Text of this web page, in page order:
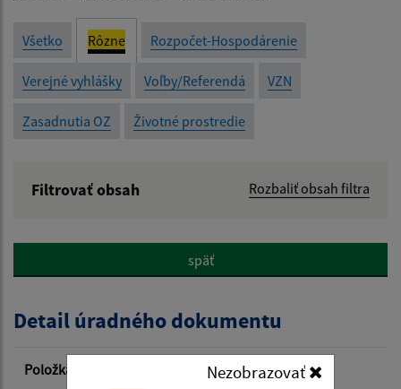
Nezobrazovať
Všetko Rôzne Rozpočet-Hospodárenie
Verejné vyhlášky Voľby/Referendá VZN
Zasadnutia OZ Životné prostredie
Filtrovať obsah Rozbaliť obsah filtra
Popis:
Dátum zverejnenia od:
späť
Detail úradného dokumentu
Položka